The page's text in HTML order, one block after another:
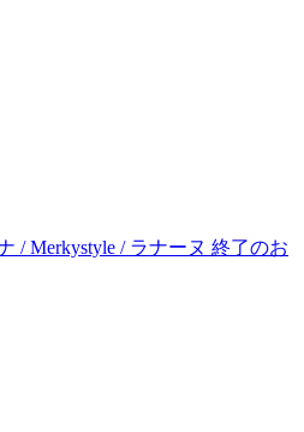
/ Merkystyle / ラナーヌ 終了のお